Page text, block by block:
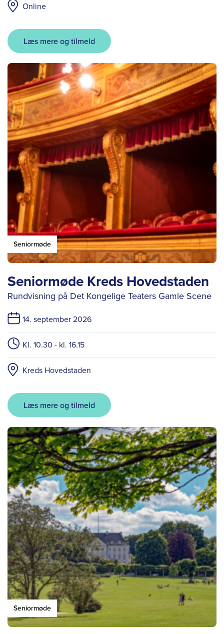
Online
Læs mere og tilmeld
Seniormøde
Seniormøde Kreds Hovedstaden
Rundvisning på Det Kongelige Teaters Gamle Scene
14. september 2026
Kl. 10.30 - kl. 16.15
Kreds Hovedstaden
Læs mere og tilmeld
Seniormøde